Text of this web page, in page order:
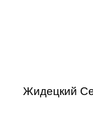
Жидецкий